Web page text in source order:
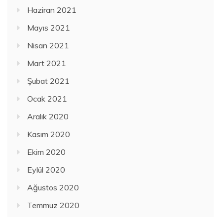
Haziran 2021
Mayıs 2021
Nisan 2021
Mart 2021
Şubat 2021
Ocak 2021
Aralık 2020
Kasım 2020
Ekim 2020
Eylül 2020
Ağustos 2020
Temmuz 2020